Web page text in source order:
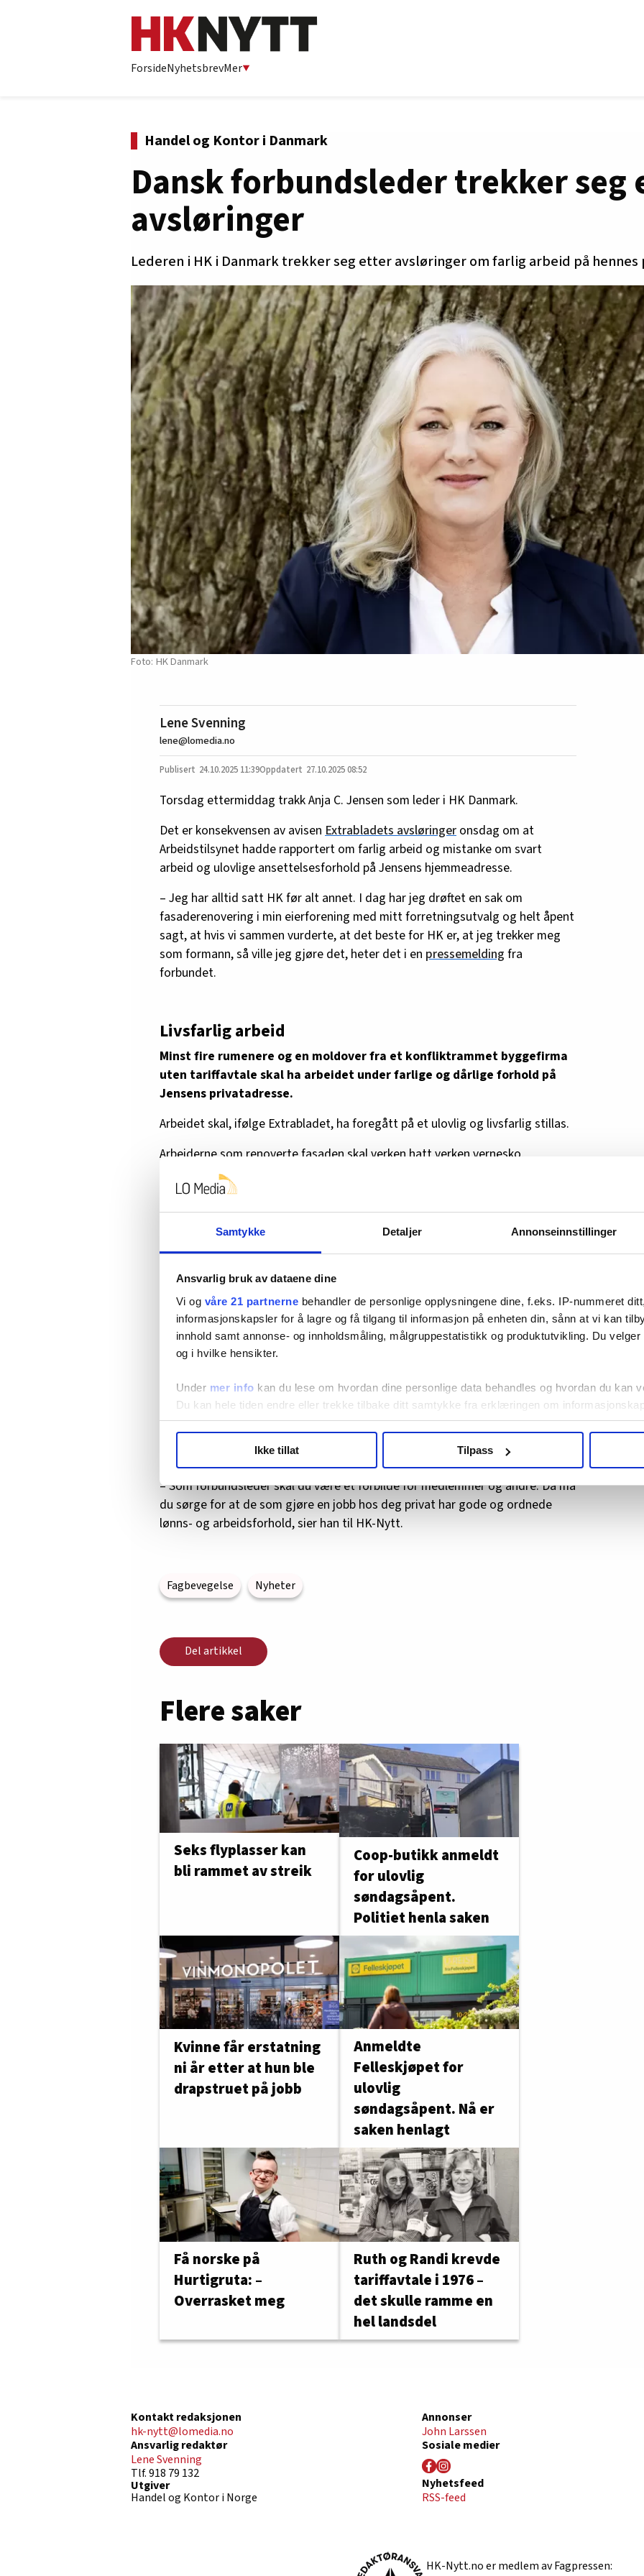
Samtykke Detaljer Annonseinnstillinger
Ansvarlig bruk av dataene dine
Vi og våre 21 partnerne behandler de personlige opplysningene dine, f.eks. IP-nummeret
informasjonskapsler for å lagre og få tilgang til informasjon på enheten din, sånn at vi kan
innhold samt annonse- og innholdsmåling, målgruppestatistikk og produktutvikling. Du
og i hvilke hensikter.
Under mer info kan du lese om hvordan dine personlige data behandles og hvordan du kan
Du kan hele tiden endre eller trekke tilbake ditt samtykke fra erklæringen om
hvordan våre nettsider blir brukt slik at vi tilby relevant innhold, tilpassede annonser og
annonsering. Disse er angitt i oversikten lengre ned på denne siden.
Ikke tillat Tilpass
ForsideNyhetsbrevMer
Handel og Kontor i Danmark
Dansk forbundsleder trekker seg
avsløringer
Lederen i HK i Danmark trekker seg etter avsløringer om farlig arbeid på
HK Danmark
Lene Svenning
lene@lomedia.no
24.10.2025 11:39 27.10.2025 08:52
Torsdag ettermiddag trakk Anja C. Jensen som leder i HK Danmark.
Det er konsekvensen av avisen Extrabladets avsløringer onsdag om at
Arbeidstilsynet hadde rapportert om farlig arbeid og mistanke om svart
arbeid og ulovlige ansettelsesforhold på Jensens hjemmeadresse.
– Jeg har alltid satt HK før alt annet. I dag har jeg drøftet en sak om
fasaderenovering i min eierforening med mitt forretningsutvalg og helt åpent
sagt, at hvis vi sammen vurderte, at det beste for HK er, at jeg trekker meg
som formann, så ville jeg gjøre det, heter det i en pressemelding fra
forbundet.
Livsfarlig arbeid
Minst fire rumenere og en moldover fra et konfliktrammet byggefirma
uten tariffavtale skal ha arbeidet under farlige og dårlige forhold på
Jensens privatadresse.
Arbeidet skal, ifølge Extrabladet, ha foregått på et ulovlig og livsfarlig stillas.
Arbeiderne som renoverte fasaden skal verken hatt verken vernesko,
hørselsvern, hjelmer eller ordentlig arbeidstøy.
Ny leder
HK harkonstituert nestleder Mads Samsingsom ny leder i HK Danmark.
Forbundet er et av Danmarks største med mer enn 200.000 medlemmer. HK
Danmark har landsmøte i november.
Der hadde Anja C. Jensen uansett planer om å ikke stille til gjenvalg, ifølge
Extrabladet.
Har ansvar
Christopher Beckham er leder i HK Danmarks søsterforbund i Norge. Han er
– Som forbundsleder skal du være et forbilde for medlemmer og andre. Da må
du sørge for at de som gjøre en jobb hos deg privat har gode og ordnede
lønns- og arbeidsforhold, sier han til HK-Nytt.
Fagbevegelse Nyheter
Del artikkel
Flere saker
Seks flyplasser kan
bli rammet av streik
Coop-butikk anmeldt
for ulovlig
søndagsåpent.
Politiet henla saken
Kvinne får erstatning
ni år etter at hun ble
drapstruet på jobb
Anmeldte
Felleskjøpet for
ulovlig
søndagsåpent. Nå er
saken henlagt
Få norske på
Hurtigruta: –
Overrasket meg
Ruth og Randi krevde
tariffavtale i 1976 –
det skulle ramme en
hel landsdel
Kontakt redaksjonen
hk-nytt@lomedia.no
Ansvarlig redaktør
Lene Svenning
Tlf. 918 79 132
Utgiver
Handel og Kontor i Norge
Annonser
John Larssen
Sosiale medier
Nyhetsfeed
RSS-feed
HK-Nytt.no er medlem av Fagpressen: